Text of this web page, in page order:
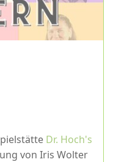
Dr. Hoch's
von Iris Wolter